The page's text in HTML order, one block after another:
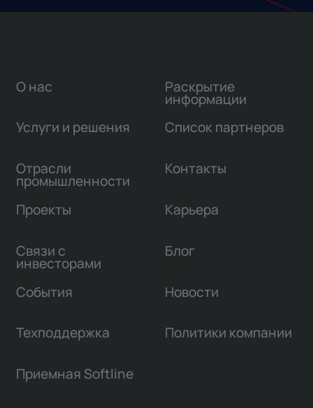
О нас
Услуги и решения
Отрасли
промышленности
Проекты
Связи с
инвесторами
Раскрытие
информации
Список партнеров
Контакты
Карьера
Блог
События Новости
Техподдержка Политики компании
Приемная Softline